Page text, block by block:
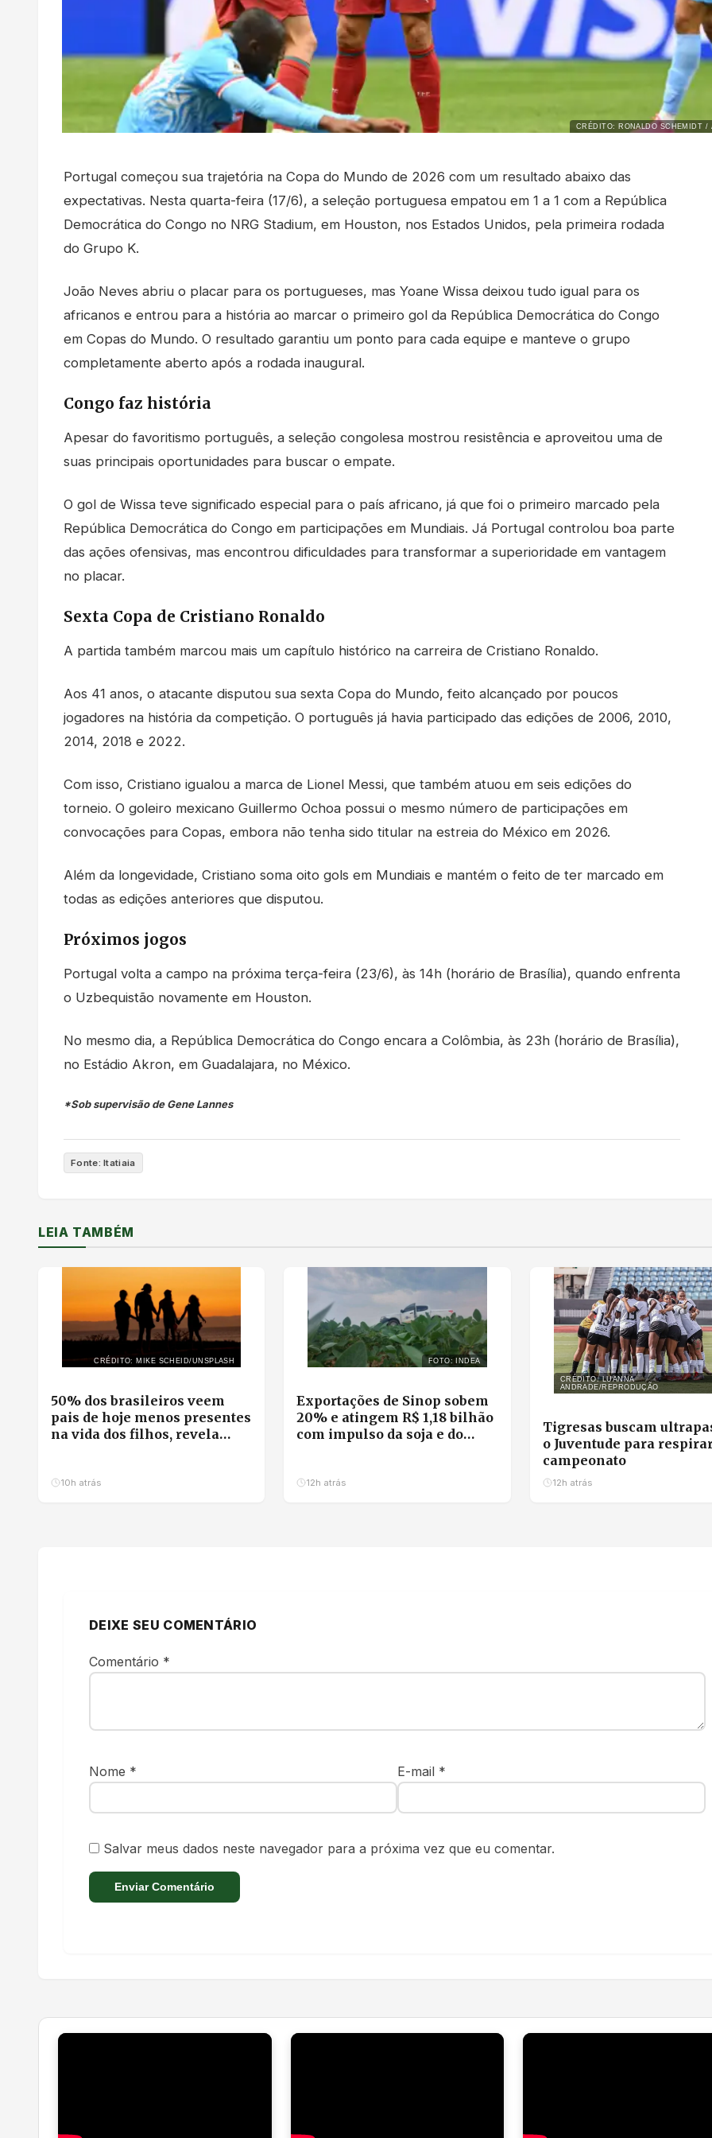
CRÉDITO: RONALDO SCHEMIDT /
Portugal começou sua trajetória na Copa do Mundo de 2026 com um resultado abaixo das
expectativas. Nesta quarta-feira (17/6), a seleção portuguesa empatou em 1 a 1 com a República
Democrática do Congo no NRG Stadium, em Houston, nos Estados Unidos, pela primeira rodada
do Grupo K.
João Neves abriu o placar para os portugueses, mas Yoane Wissa deixou tudo igual para os
africanos e entrou para a história ao marcar o primeiro gol da República Democrática do Congo
em Copas do Mundo. O resultado garantiu um ponto para cada equipe e manteve o grupo
completamente aberto após a rodada inaugural.
Congo faz história
Apesar do favoritismo português, a seleção congolesa mostrou resistência e aproveitou uma de
suas principais oportunidades para buscar o empate.
O gol de Wissa teve significado especial para o país africano, já que foi o primeiro marcado pela
República Democrática do Congo em participações em Mundiais. Já Portugal controlou boa parte
das ações ofensivas, mas encontrou dificuldades para transformar a superioridade em vantagem
no placar.
Sexta Copa de Cristiano Ronaldo
A partida também marcou mais um capítulo histórico na carreira de Cristiano Ronaldo.
Aos 41 anos, o atacante disputou sua sexta Copa do Mundo, feito alcançado por poucos
jogadores na história da competição. O português já havia participado das edições de 2006, 2010,
2014, 2018 e 2022.
Com isso, Cristiano igualou a marca de Lionel Messi, que também atuou em seis edições do
torneio. O goleiro mexicano Guillermo Ochoa possui o mesmo número de participações em
convocações para Copas, embora não tenha sido titular na estreia do México em 2026.
Além da longevidade, Cristiano soma oito gols em Mundiais e mantém o feito de ter marcado em
todas as edições anteriores que disputou.
Próximos jogos
Portugal volta a campo na próxima terça-feira (23/6), às 14h (horário de Brasília), quando enfrenta
o Uzbequistão novamente em Houston.
No mesmo dia, a República Democrática do Congo encara a Colômbia, às 23h (horário de Brasília),
no Estádio Akron, em Guadalajara, no México.
*Sob supervisão de Gene Lannes
Fonte: Itatiaia
LEIA TAMBÉM
CRÉDITO: MIKE SCHEID/UNSPLASH
50% dos brasileiros veem
pais de hoje menos presentes
na vida dos filhos, revela
10h atrás
FOTO: INDEA
Exportações de Sinop sobem
20% e atingem R$ 1,18 bilhão
com impulso da soja e do
12h atrás
CRÉDITO: LUANNA
ANDRADE/REPRODUÇÃO
Tigresas buscam
o Juventude para
campeonato
12h atrás
DEIXE SEU COMENTÁRIO
Comentário *
Nome * E-mail *
Salvar meus dados neste navegador para a próxima vez que eu comentar.